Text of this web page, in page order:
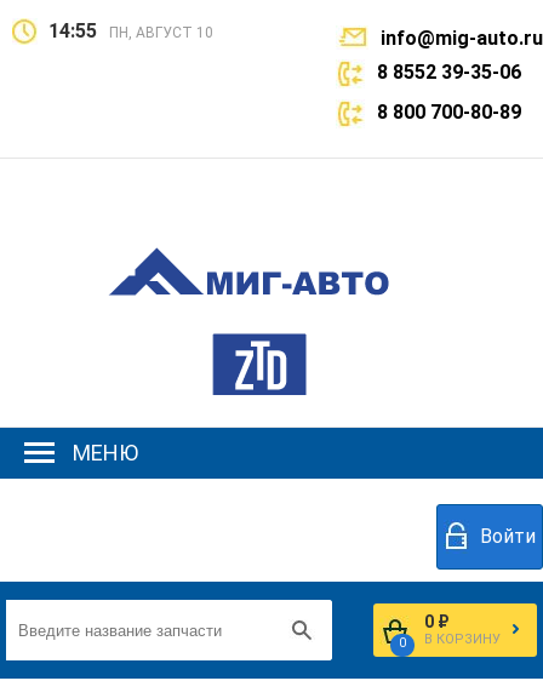
14:55 ПН, АВГУСТ 10
info@mig-auto.ru
8 8552 39-35-06
8 800 700-80-89
МЕНЮ
Войти
0
0 ₽
В КОРЗИНУ